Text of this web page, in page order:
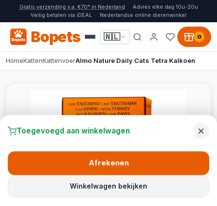
Gratis verzending v.a. €70* in Nederland
Advies elke dag 10u-20u
Veilig betalen via iDEAL
Nederlandse online dierenwinkel
Bopets 🇳🇱 0
HomeKattenKattenvoerAlmo Nature Daily Cats Tetra Kalkoen
Toegevoegd aan winkelwagen
Winkelwagen bekijken
Afrekenen